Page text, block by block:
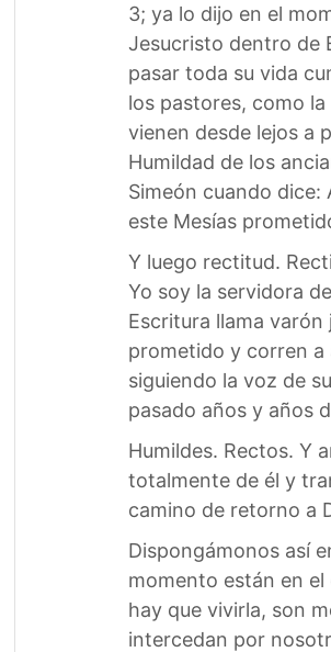
3; ya lo dijo en el
Jesucristo dentro de
pasar toda su vida
los pastores, como
vienen desde lejos a
Humildad de los
Simeón cuando dice:
este Mesías
Y luego rectitud.
Yo soy la servidora
Escritura llama
prometido y corren a
siguiendo la voz de
pasado años y años
Humildes. Rectos. Y
totalmente de él y
camino de retorno a
Dispongámonos así
momento están en
hay que vivirla, son
intercedan por